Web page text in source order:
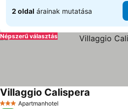
2 oldal árainak mutatása
Népszerű választás
3 KategóriaApartmanhotel
Villaggio Calispera